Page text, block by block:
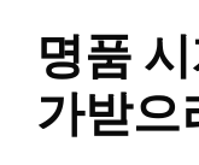
명품
가받으